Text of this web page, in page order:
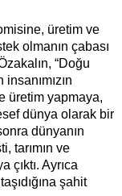
üretim ve
olmanın çabası
“Doğu
üretim yapmaya,
dünya olarak bir
dünyanın
tarımın ve
Ayrıca
şahit